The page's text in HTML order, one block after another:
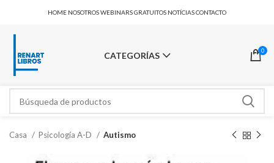
HOME NOSOTROSWEBINARS GRATUITOS NOTÍCIASCONTACTO
CATEGORÍAS 0
Casa Psicología A-D Autismo